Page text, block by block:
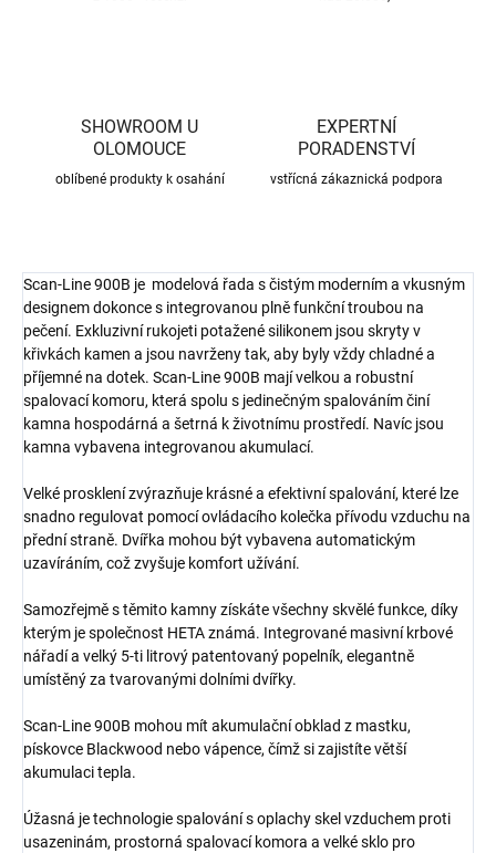
SHOWROOM U
OLOMOUCE
oblíbené produkty k osahání
EXPERTNÍ
PORADENSTVÍ
vstřícná zákaznická podpora
Scan-Line 900B je modelová řada s čistým moderním a vkusným
designem dokonce s integrovanou plně funkční troubou na
pečení. Exkluzivní rukojeti potažené silikonem jsou skryty v
křivkách kamen a jsou navrženy tak, aby byly vždy chladné a
příjemné na dotek. Scan-Line 900B mají velkou a robustní
spalovací komoru, která spolu s jedinečným spalováním činí
kamna hospodárná a šetrná k životnímu prostředí. Navíc jsou
kamna vybavena integrovanou akumulací.
Velké prosklení zvýrazňuje krásné a efektivní spalování, které lze
snadno regulovat pomocí ovládacího kolečka přívodu vzduchu na
přední straně. Dvířka mohou být vybavena automatickým
uzavíráním, což zvyšuje komfort užívání.
Samozřejmě s těmito kamny získáte všechny skvělé funkce, díky
kterým je společnost HETA známá. Integrované masivní krbové
nářadí a velký 5-ti litrový patentovaný popelník, elegantně
umístěný za tvarovanými dolními dvířky.
Scan-Line 900B mohou mít akumulační obklad z mastku,
pískovce Blackwood nebo vápence, čímž si zajistíte větší
akumulaci tepla.
Úžasná je technologie spalování s oplachy skel vzduchem proti
usazeninám, prostorná spalovací komora a velké sklo pro